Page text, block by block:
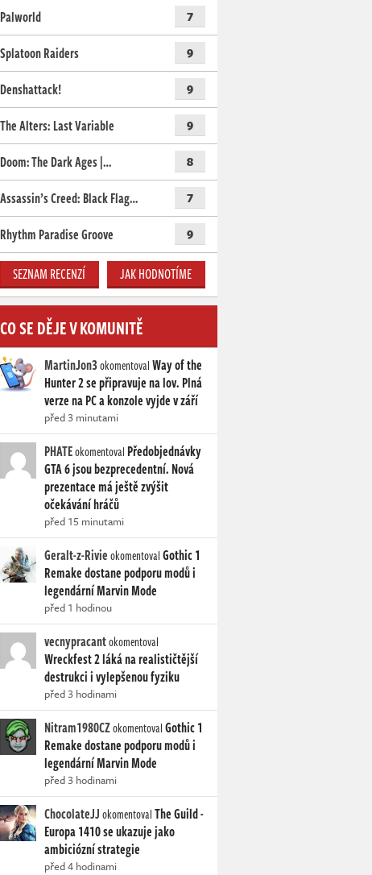
Palworld 7
Splatoon Raiders 9
Denshattack! 9
The Alters: Last Variable 9
Doom: The Dark Ages |… 8
Assassin’s Creed: Black Flag… 7
Rhythm Paradise Groove 9
SEZNAM RECENZÍ JAK HODNOTÍME
CO SE DĚJE V KOMUNITĚ
MartinJon3okomentovalWay of the
Hunter 2 se připravuje na lov. Plná
verze na PC a konzole vyjde v září
před 3 minutami
PHATEokomentoval Předobjednávky
GTA 6 jsou bezprecedentní. Nová
prezentace má ještě zvýšit
očekávání hráčů
před 15 minutami
Geralt-z-RivieokomentovalGothic 1
Remake dostane podporu modů i
legendární Marvin Mode
před 1 hodinou
vecnypracantokomentoval
Wreckfest 2 láká na realističtější
destrukci i vylepšenou fyziku
před 3 hodinami
Nitram1980CZokomentovalGothic 1
Remake dostane podporu modů i
legendární Marvin Mode
před 3 hodinami
ChocolateJJokomentovalThe Guild -
Europa 1410 se ukazuje jako
ambiciózní strategie
před 4 hodinami